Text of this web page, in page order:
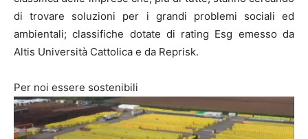
di trovare soluzioni per i grandi problemi sociali ed
ambientali; classifiche dotate di rating Esg emesso da
Altis Università Cattolica e da Reprisk.
Per noi essere sostenibili